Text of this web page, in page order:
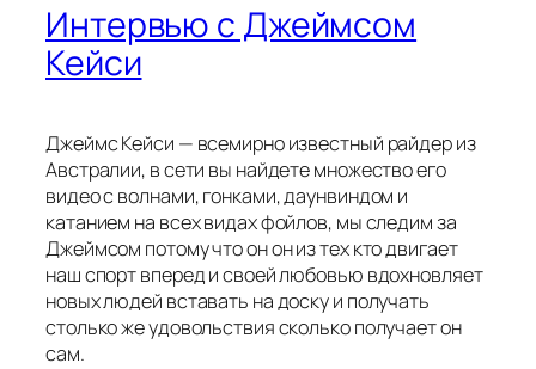
Интервью с Джеймсом
Кейси
Джеймс Кейси — всемирно известный райдер из
Австралии, в сети вы найдете множество его
видео с волнами, гонками, даунвиндом и
катанием на всех видах фойлов, мы следим за
Джеймсом потому что он он из тех кто двигает
наш спорт вперед и своей любовью вдохновляет
новых людей вставать на доску и получать
столько же удовольствия сколько получает он
сам.